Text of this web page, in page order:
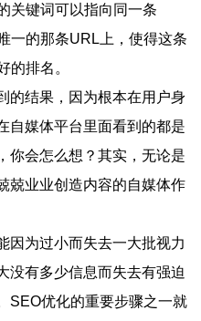
关键词可以指向同一条
一的那条URL上，使得这条
的排名。
的结果，因为根本在用户身
自媒体平台里面看到的都是
你会怎么想？其实，无论是
兢业业创造内容的自媒体作
为过小而失去一大批视力
没有多少信息而失去有强迫
SEO优化的重要步骤之一就